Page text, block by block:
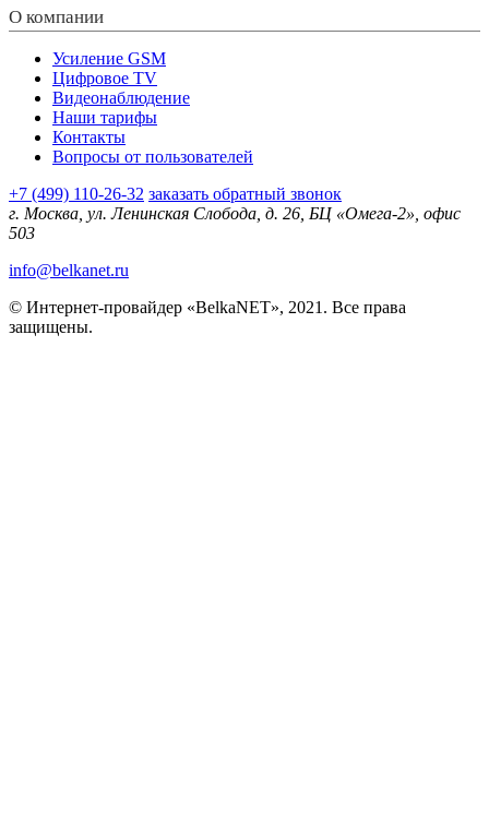
О компании
Усиление GSM
Цифровое TV
Видеонаблюдение
Наши тарифы
Контакты
Вопросы от пользователей
+7 (499) 110-26-32 заказать обратный звонок
г. Москва, ул. Ленинская Слобода, д. 26, БЦ «Омега-2», офис
503
info@belkanet.ru
© Интернет-провайдер «BelkaNET», 2021. Все права
защищены.